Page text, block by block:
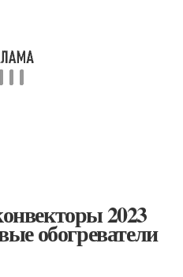
2023
обогреватели